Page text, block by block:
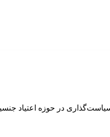
در حوزه اعتیاد